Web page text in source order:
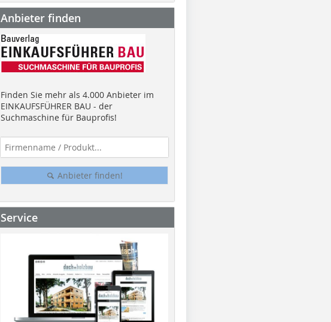
Anbieter finden
Finden Sie mehr als 4.000 Anbieter im
EINKAUFSFÜHRER BAU - der
Suchmaschine für Bauprofis!
Anbieter finden!
Service